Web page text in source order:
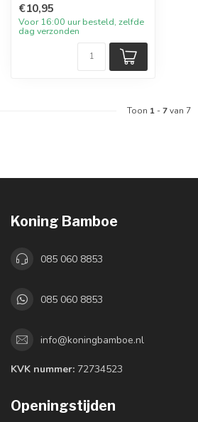
€10,95
Voor 16:00 uur besteld, zelfde
dag verzonden
Toon 1 -7van 7
Koning Bamboe
085 060 8853
085 060 8853
info@koningbamboe.nl
KVK nummer: 72734523
Openingstijden